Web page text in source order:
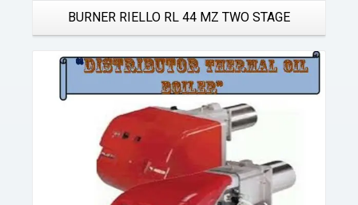
BURNER RIELLO RL 44 MZ TWO STAGE
Details